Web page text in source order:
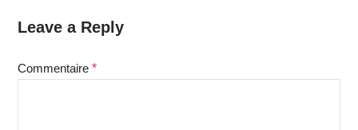
Leave a Reply
Commentaire *